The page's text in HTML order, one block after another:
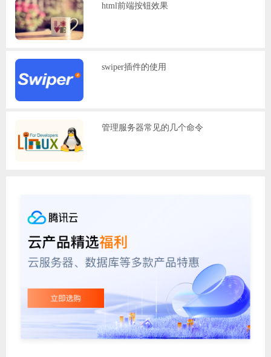
html前端按钮效果
swiper插件的使用
管理服务器常见的几个命令